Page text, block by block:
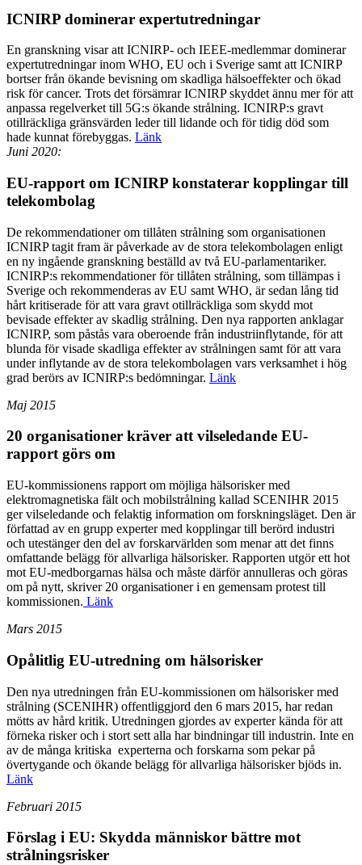
ICNIRP dominerar expertutredningar
En granskning visar att ICNIRP- och IEEE-medlemmar dominerar
expertutredningar inom WHO, EU och i Sverige samt att ICNIRP
bortser från ökande bevisning om skadliga hälsoeffekter och ökad
risk för cancer. Trots det försämrar ICNIRP skyddet ännu mer för att
anpassa regelverket till 5G:s ökande strålning. ICNIRP:s gravt
otillräckliga gränsvärden leder till lidande och för tidig död som
hade kunnat förebyggas. Länk
Juni 2020:
EU-rapport om ICNIRP konstaterar kopplingar till
telekombolag
De rekommendationer om tillåten strålning som organisationen
ICNIRP tagit fram är påverkade av de stora telekombolagen enligt
en ny ingående granskning beställd av två EU-parlamentariker.
ICNIRP:s rekommendationer för tillåten strålning, som tillämpas i
Sverige och rekommenderas av EU samt WHO, är sedan lång tid
hårt kritiserade för att vara gravt otillräckliga som skydd mot
bevisade effekter av skadlig strålning. Den nya rapporten anklagar
ICNIRP, som påstås vara oberoende från industriinflytande, för att
blunda för visade skadliga effekter av strålningen samt för att vara
under inflytande av de stora telekombolagen vars verksamhet i hög
grad berörs av ICNIRP:s bedömningar. Länk
Maj 2015
20 organisationer kräver att vilseledande EU-
rapport görs om
EU-kommissionens rapport om möjliga hälsorisker med
elektromagnetiska fält och mobilstrålning kallad SCENIHR 2015
ger vilseledande och felaktig information om forskningsläget. Den är
författad av en grupp experter med kopplingar till berörd industri
och utestänger den del av forskarvärlden som menar att det finns
omfattande belägg för allvarliga hälsorisker. Rapporten utgör ett hot
mot EU-medborgarnas hälsa och måste därför annulleras och göras
om på nytt, skriver 20 organisationer i en gemensam protest till
kommissionen. Länk
Mars 2015
Opålitlig EU-utredning om hälsorisker
Den nya utredningen från EU-kommissionen om hälsorisker med
strålning (SCENIHR) offentliggjord den 6 mars 2015, har redan
mötts av hård kritik. Utredningen gjordes av experter kända för att
förneka risker och i stort sett alla har bindningar till industrin. Inte en
av de många kritiska experterna och forskarna som pekar på
övertygande och ökande belägg för allvarliga hälsorisker bjöds in.
Länk
Februari 2015
Förslag i EU: Skydda människor bättre mot
strålningsrisker